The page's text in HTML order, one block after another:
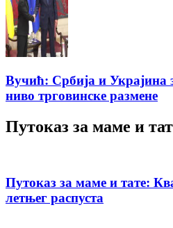
Вучић: Србија и Украјина
ниво трговинске размене
Путоказ за маме и
Путоказ за маме и тате:
летњег распуста